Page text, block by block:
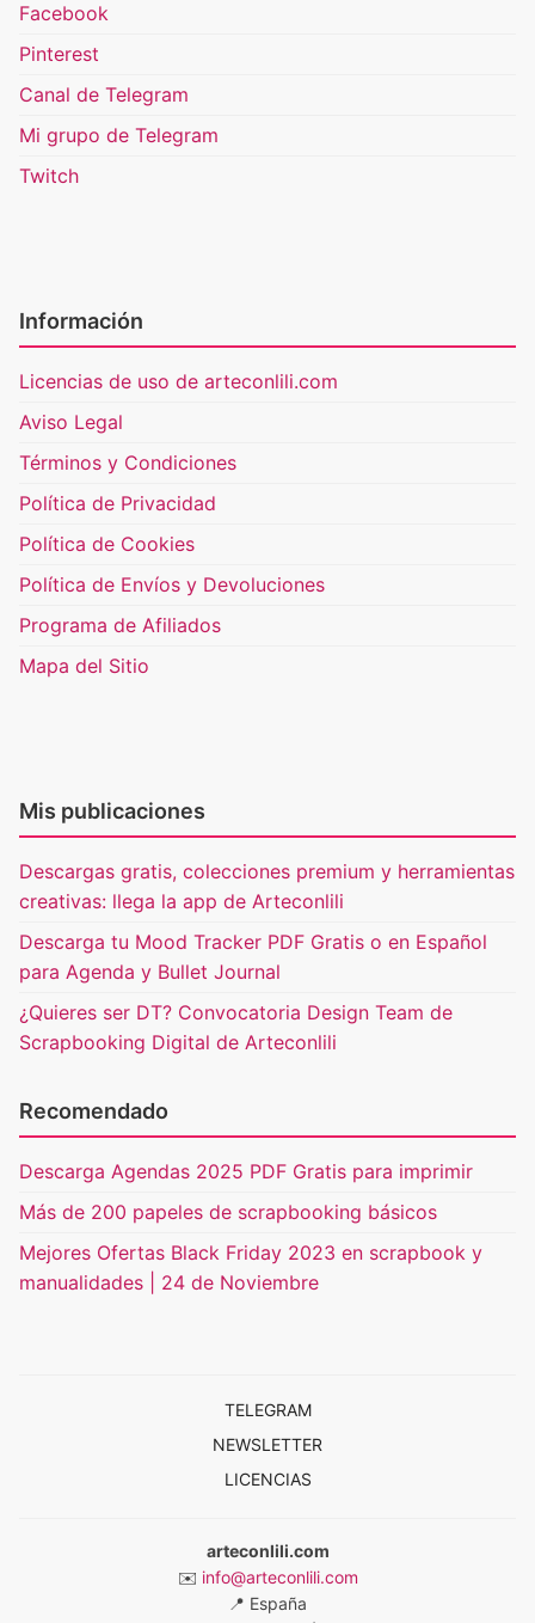
Facebook
Pinterest
Canal de Telegram
Mi grupo de Telegram
Twitch
Información
Licencias de uso de arteconlili.com
Aviso Legal
Términos y Condiciones
Política de Privacidad
Política de Cookies
Política de Envíos y Devoluciones
Programa de Afiliados
Mapa del Sitio
Mis publicaciones
Descargas gratis, colecciones premium y herramientas
creativas: llega la app de Arteconlili
Descarga tu Mood Tracker PDF Gratis o en Español
para Agenda y Bullet Journal
¿Quieres ser DT? Convocatoria Design Team de
Scrapbooking Digital de Arteconlili
Recomendado
Descarga Agendas 2025 PDF Gratis para imprimir
Más de 200 papeles de scrapbooking básicos
Mejores Ofertas Black Friday 2023 en scrapbook y
manualidades | 24 de Noviembre
TELEGRAM
NEWSLETTER
LICENCIAS
arteconlili.com
✉️ info@arteconlili.com
📍 España